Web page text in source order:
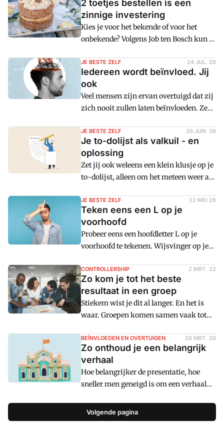
2 toetjes bestellen is een
zinnige investering
Kies je voor het bekende of voor het
onbekende? Volgens Job ten Bosch kun je
verspilling, maar een zinnige
investering. Dat geldt zowel voor toetjes
in een restaurant als in de financiële
wereld.
JE BESTE ZELF 24 JUL. 26
Iedereen wordt beïnvloed. Jij
ook
Veel mensen zijn ervan overtuigd dat zij
zich nooit zullen laten beïnvloeden. Ze
voorstellen dat anderen te beïnvloeden
zijn. Maar hoe zit het nu echt met
beïnvloeden? Job ten Bosch legt het uit.
JE BESTE ZELF 26 JUN. 26
Je to-dolijst als valkuil - en
oplossing
Zet jij ook weleens een klein klusje op je
to-dolijst, alleen om het meteen weer af
met mij. Het afvinken geeft een goed
gevoel. Maar daar zit een probleem. Het
is sluipend uitstelgedrag, ten koste van
werk dat er echt toe doet.
JE BESTE ZELF 22 MEI 26
Teken eens een L op je
voorhoofd
Probeer eens een hoofdletter L op je
voorhoofd te tekenen. Wijsvinger op je
nu waar de poot van die L heen wijst.
Naar rechts, vanuit jouw perspectief?
Dan heb je hem voor jezelf getekend.
Naar links? Dan heb je het perspectief
van de ander gekozen.
CONTROLLERSHIP 2 MRT. 22
Zo kom je tot het beste
resultaat in een groep
Stiekem wist je dit al langer. En het is
waar. Groepen komen samen vaak tot
beste individu uit de groep alleen had
laten beslissen. Zonde natuurlijk. Hoe
zorg je ervoor dat juist de som van de
groep die van het individu laat
overstijgen, in plaats van te eindigen
BEÏNVLOEDEN EN OVERTUIGEN 26 MRT. 20
Zo onthoud je een belangrijk
verhaal
Hoe belangrijker de presentatie, hoe
sneller men geneigd is om een verhaal
Maar wat als er tussendoor opeens een
vraag komt? Weet jij daarna je
Volgende pagina